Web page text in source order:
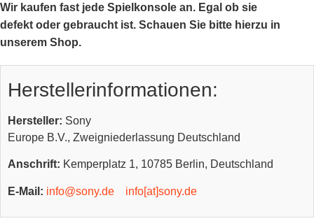
Wir kaufen fast jede Spielkonsole an. Egal ob sie
defekt oder gebraucht ist. Schauen Sie bitte hierzu in
unserem Shop.
Herstellerinformationen:
Hersteller: Sony
Europe B.V., Zweigniederlassung Deutschland
Anschrift: Kemperplatz 1, 10785 Berlin, Deutschland
E-Mail: info@sony.de info[at]sony.de